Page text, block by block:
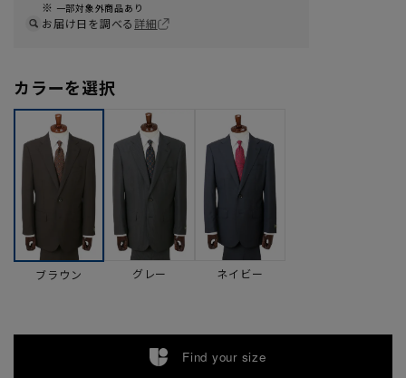
一部対象外商品あり
お届け日を調べる詳細
カラーを選択
ブラウン グレー ネイビー
Find your size